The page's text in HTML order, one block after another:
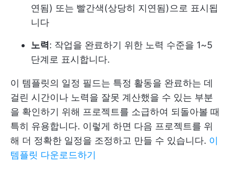
연됨) 또는 빨간색(상당히 지연됨)으로 표시됩
니다
노력 : 작업을 완료하기 위한 노력 수준을 1~5
단계로 표시합니다.
이 템플릿의 일정 필드는 특정 활동을 완료하는 데
걸린 시간이나 노력을 잘못 계산했을 수 있는 부분
을 확인하기 위해 프로젝트를 소급하여 되돌아볼 때
특히 유용합니다. 이렇게 하면 다음 프로젝트를 위
해 더 정확한 일정을 조정하고 만들 수 있습니다. 이
템플릿 다운로드하기